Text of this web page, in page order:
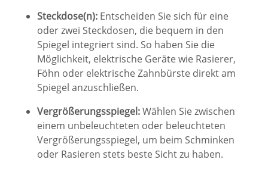
Steckdose(n): Entscheiden Sie sich für eine
oder zwei Steckdosen, die bequem in den
Spiegel integriert sind. So haben Sie die
Möglichkeit, elektrische Geräte wie Rasierer,
Föhn oder elektrische Zahnbürste direkt am
Spiegel anzuschließen.
Vergrößerungsspiegel:Wählen Sie zwischen
einem unbeleuchteten oder beleuchteten
Vergrößerungsspiegel, um beim Schminken
oder Rasieren stets beste Sicht zu haben.